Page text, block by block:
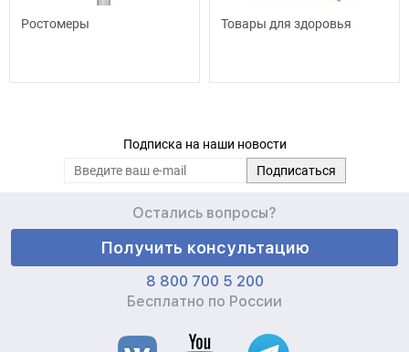
Ростомеры Товары для здоровья
Подписка на наши новости
Остались вопросы?
Получить консультацию
8 800 700 5 200
Бесплатно по России